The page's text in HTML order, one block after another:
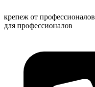
к
содержимому
крепеж от профессионалов
для профессионалов